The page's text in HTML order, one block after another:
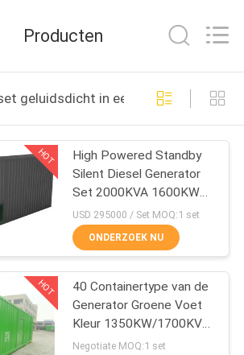
87
diesel
175
Producten
geluidsdicht in een container
HOT
High Powered Standby
Silent Diesel Generator
Set 2000KVA 1600KW
2MW 4016-TAG2A
USD 295000 / Set MOQ:1 set
ONDERZOEK NU
HOT
40 Containertype van de
Generator Groene Voet
Kleur 1350KW/1700KVA
3 Pool MCCB
Negotiate MOQ:1 set